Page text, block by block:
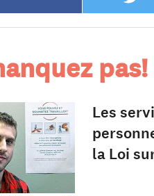
pas!
Les
la Loi